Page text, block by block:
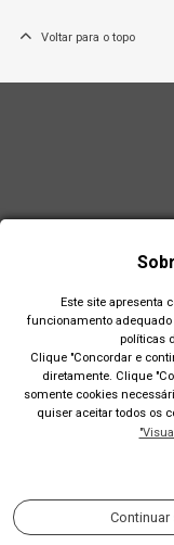
Voltar para o topo
Este site apresenta
funcionamento adequado
políticas
Clique "Concordar e
diretamente. Clique
somente cookies
quiser aceitar todos os
Prefeitura Municipal
Largo Engenheiro